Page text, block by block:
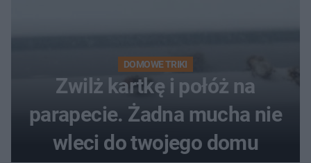
DOMOWE TRIKI
Zwilż kartkę i połóż na
parapecie. Żadna mucha nie
wleci do twojego domu